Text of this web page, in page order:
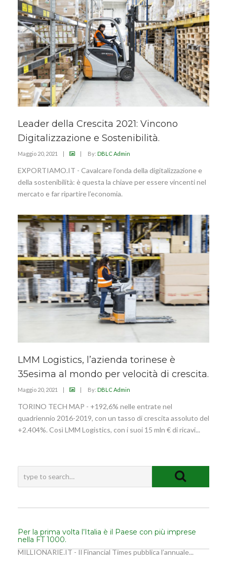
Leader della Crescita 2021: Vincono
Digitalizzazione e Sostenibilità.
Maggio 20, 2021 | | By: DBLC Admin
EXPORTIAMO.IT - Cavalcare l’onda della digitalizzazione e
della sostenibilità: è questa la chiave per essere vincenti nel
mercato e far ripartire l’economia.
LMM Logistics, l’azienda torinese è
35esima al mondo per velocità di crescita.
Maggio 20, 2021 | | By: DBLC Admin
TORINO TECH MAP - +192,6% nelle entrate nel
quadriennio 2016-2019, con un tasso di crescita assoluto del
+2.404%. Così LMM Logistics, con i suoi 15 mln € di ricavi...
Per la prima volta l’Italia è il Paese con più imprese
nella FT 1000.
MILLIONARIE.IT - Il Financial Times pubblica l’annuale...